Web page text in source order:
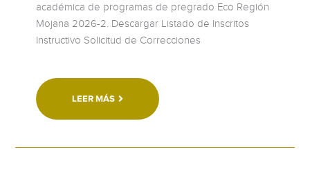
académica de programas de pregrado Eco Región
Mojana 2026-2. Descargar Listado de Inscritos
Instructivo Solicitud de Correcciones
LEER MÁS